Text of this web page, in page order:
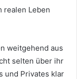
realen Leben
weitgehend aus
selten über ihr
und Privates klar